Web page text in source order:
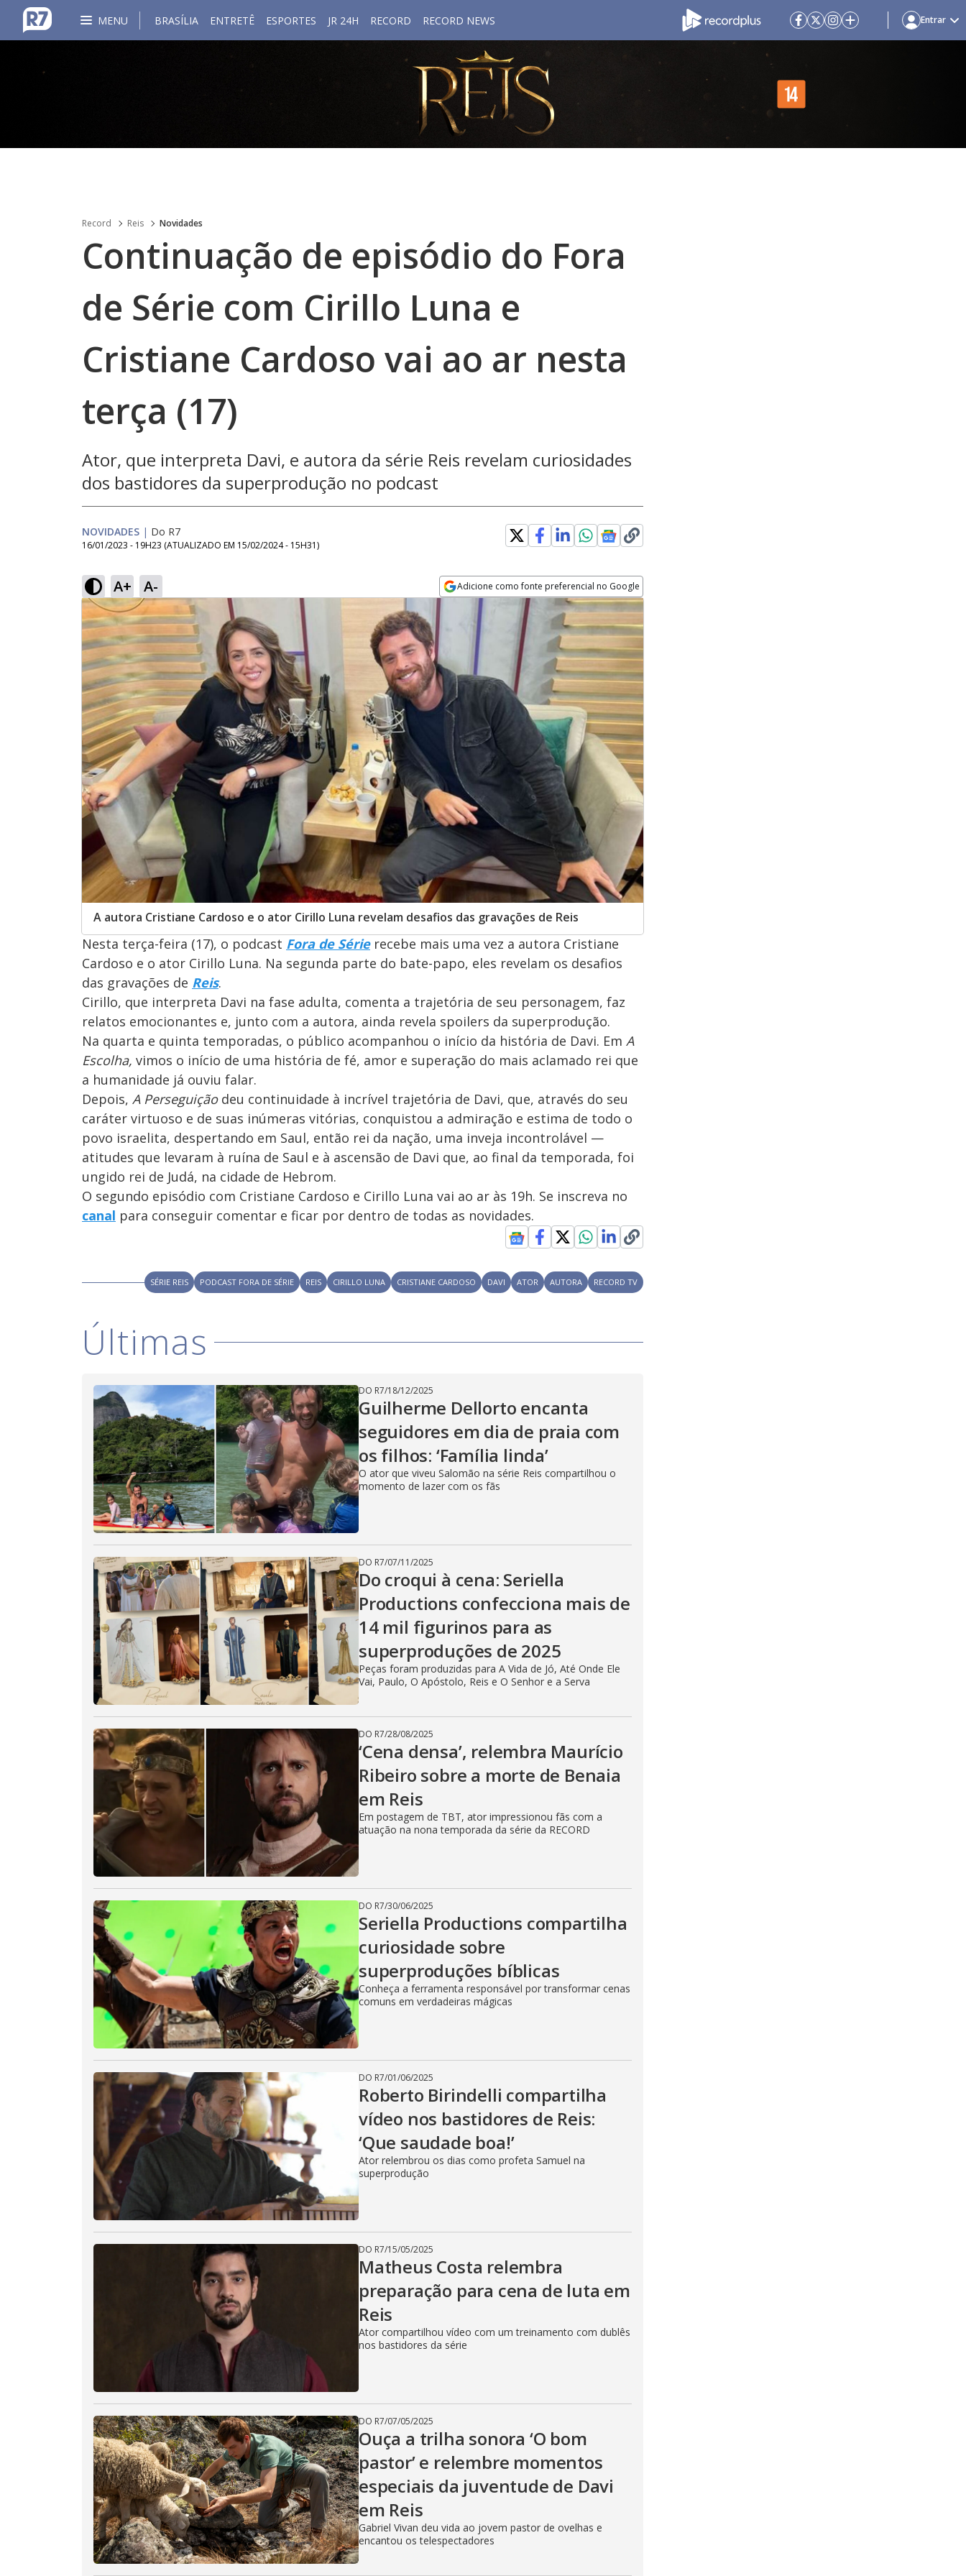
MENU BRASÍLIA ENTRETÊ ESPORTES JR 24H RECORD RECORD NEWS Entrar
Record Reis Novidades
Continuação de episódio do Fora
de Série com Cirillo Luna e
Cristiane Cardoso vai ao ar nesta
terça (17)
Ator, que interpreta Davi, e autora da série Reis revelam curiosidades
dos bastidores da superprodução no podcast
NOVIDADES | Do R7
16/01/2023 - 19H23 (ATUALIZADO EM 15/02/2024 - 15H31)
A+ A- Adicione como fonte preferencial no Google
Opens in new window
A autora Cristiane Cardoso e o ator Cirillo Luna revelam desafios das gravações de Reis
Nesta terça-feira (17), o podcast Fora de Sérierecebe mais uma vez a autora Cristiane
Cardoso e o ator Cirillo Luna. Na segunda parte do bate-papo, eles revelam os desafios
das gravações de Reis.
Cirillo, que interpreta Davi na fase adulta, comenta a trajetória de seu personagem, faz
relatos emocionantes e, junto com a autora, ainda revela spoilers da superprodução.
Na quarta e quinta temporadas, o público acompanhou o início da história de Davi. Em A
Escolha, vimos o início de uma história de fé, amor e superação do mais aclamado rei que
a humanidade já ouviu falar.
Depois, A Perseguiçãodeu continuidade à incrível trajetória de Davi, que, através do seu
caráter virtuoso e de suas inúmeras vitórias, conquistou a admiração e estima de todo o
povo israelita, despertando em Saul, então rei da nação, uma inveja incontrolável —
atitudes que levaram à ruína de Saul e à ascensão de Davi que, ao final da temporada, foi
ungido rei de Judá, na cidade de Hebrom.
O segundo episódio com Cristiane Cardoso e Cirillo Luna vai ao ar às 19h. Se inscreva no
canal para conseguir comentar e ficar por dentro de todas as novidades.
SÉRIE REIS PODCAST FORA DE SÉRIE REIS CIRILLO LUNA CRISTIANE CARDOSO DAVI ATOR AUTORA RECORD TV
Últimas
DO R7/18/12/2025
Guilherme Dellorto encanta
seguidores em dia de praia com
os filhos: ‘Família linda’
O ator que viveu Salomão na série Reis compartilhou o
momento de lazer com os fãs
DO R7/07/11/2025
Do croqui à cena: Seriella
Productions confecciona mais de
14 mil figurinos para as
superproduções de 2025
Peças foram produzidas para A Vida de Jó, Até Onde Ele
Vai, Paulo, O Apóstolo, Reis e O Senhor e a Serva
DO R7/28/08/2025
‘Cena densa’, relembra Maurício
Ribeiro sobre a morte de Benaia
em Reis
Em postagem de TBT, ator impressionou fãs com a
atuação na nona temporada da série da RECORD
DO R7/30/06/2025
Seriella Productions compartilha
curiosidade sobre
superproduções bíblicas
Conheça a ferramenta responsável por transformar cenas
comuns em verdadeiras mágicas
DO R7/01/06/2025
Roberto Birindelli compartilha
vídeo nos bastidores de Reis:
‘Que saudade boa!’
Ator relembrou os dias como profeta Samuel na
superprodução
DO R7/15/05/2025
Matheus Costa relembra
preparação para cena de luta em
Reis
Ator compartilhou vídeo com um treinamento com dublês
nos bastidores da série
DO R7/07/05/2025
Ouça a trilha sonora ‘O bom
pastor’ e relembre momentos
especiais da juventude de Davi
em Reis
Gabriel Vivan deu vida ao jovem pastor de ovelhas e
encantou os telespectadores